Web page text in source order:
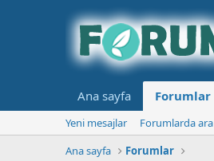
Ana sayfa Forumlar
Yeni mesajlar
Forumlarda ara
Ana sayfa
Forumlar